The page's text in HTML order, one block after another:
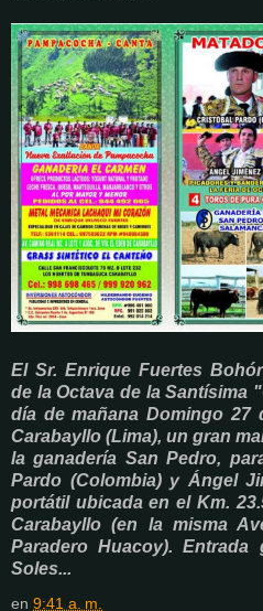
El Sr. Enrique Fuertes
de la Octava de la Santísima
día de mañana Domingo 27
Carabayllo (Lima), un gran
la ganadería San Pedro,
Pardo (Colombia) y Ángel
portátil ubicada en el Km.
Carabayllo (en la misma
Paradero Huacoy). Entrada
Soles...
en 9:41 a. m.